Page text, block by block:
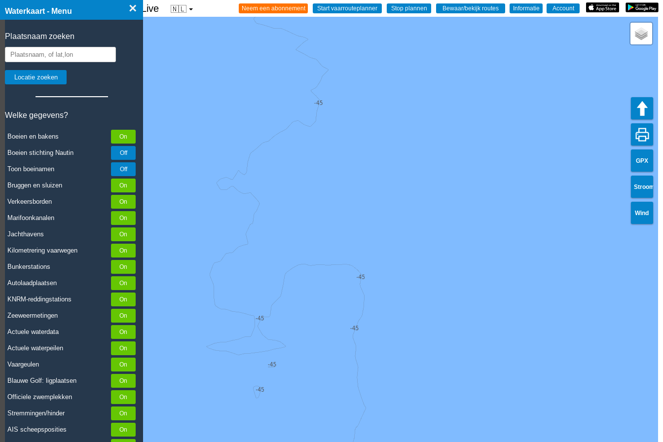
Waterkaart - Menu ×
Plaatsnaam zoeken
Welke gegevens?
Boeien en bakens
Boeien stichting Nautin
Toon boeinamen
Bruggen en sluizen
Verkeersborden
Marifoonkanalen
Jachthavens
Kilometrering vaarwegen
Bunkerstations
Autolaadplaatsen
KNRM-reddingstations
Zeeweermetingen
Actuele waterdata
Actuele waterpeilen
Vaargeulen
Blauwe Golf: ligplaatsen
Officiele zwemplekken
Stremmingen/hinder
AIS scheepsposities
☰ Waterkaart van Nederland - Live 🇳🇱
GPX
Stroom
Wind